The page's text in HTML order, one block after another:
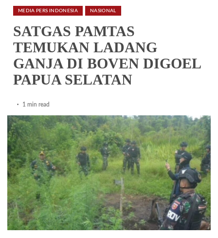
MEDIA PERS INDONESIA NASIONAL
SATGAS PAMTAS
TEMUKAN LADANG
GANJA DI BOVEN DIGOEL
PAPUA SELATAN
1 min read